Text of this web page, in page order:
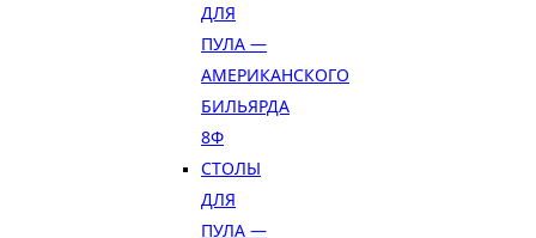
ДЛЯ
ПУЛА —
АМЕРИКАНСКОГО
БИЛЬЯРДА
8Ф
СТОЛЫ
ДЛЯ
ПУЛА —